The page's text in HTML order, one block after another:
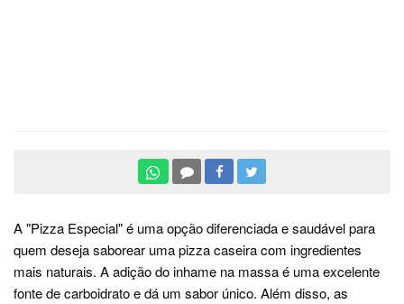
A "Pizza Especial" é uma opção diferenciada e saudável para
quem deseja saborear uma pizza caseira com ingredientes
mais naturais. A adição do inhame na massa é uma excelente
fonte de carboidrato e dá um sabor único. Além disso, as